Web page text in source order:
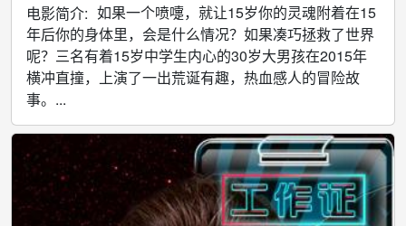
电影简介: 如果一个喷嚏，就让15岁你的灵魂附着在15
年后你的身体里，会是什么情况？如果凑巧拯救了世界
呢？三名有着15岁中学生内心的30岁大男孩在2015年
横冲直撞，上演了一出荒诞有趣，热血感人的冒险故
事。...